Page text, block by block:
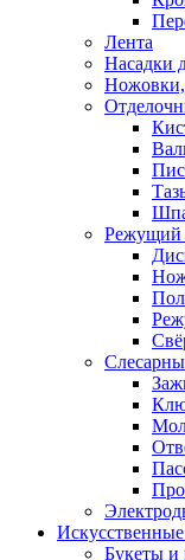
Лента
Насадки
Ножовки,
Режущий
Букеты и